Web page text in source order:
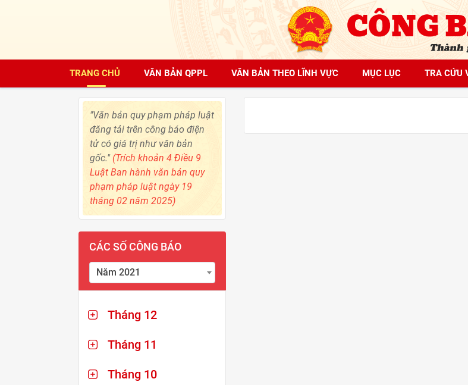
TRANG CHỦ VĂN BẢN QPPL VĂN BẢN THEO LĨNH VỰC MỤC LỤC TRA CỨU
"Văn bản quy phạm pháp luật
đăng tải trên công báo điện
tử có giá trị như văn bản
gốc." (Trích khoản 4 Điều 9
Luật Ban hành văn bản quy
phạm pháp luật ngày 19
tháng 02 năm 2025)
CÁC SỐ CÔNG BÁO
Năm 2021
Tháng 12
Tháng 11
Tháng 10